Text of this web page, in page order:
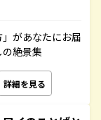
があなたにお届
絶景集
詳細を見る